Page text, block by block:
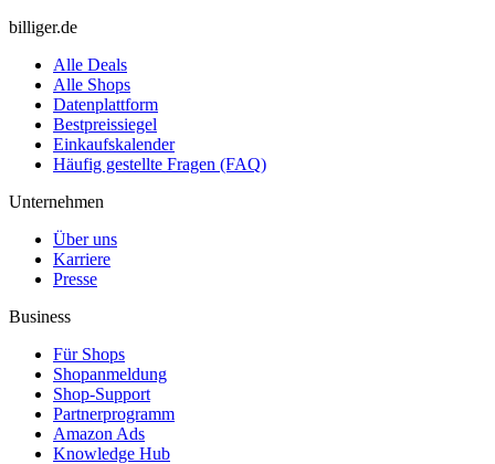
billiger.de
Alle Deals
Alle Shops
Datenplattform
Bestpreissiegel
Einkaufskalender
Häufig gestellte Fragen (FAQ)
Unternehmen
Über uns
Karriere
Presse
Business
Für Shops
Shopanmeldung
Shop-Support
Partnerprogramm
Amazon Ads
Knowledge Hub